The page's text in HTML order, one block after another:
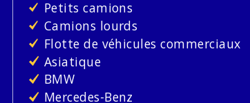
Petits camions
Camions lourds
Flotte de véhicules commerciaux
Asiatique
BMW
Mercedes-Benz